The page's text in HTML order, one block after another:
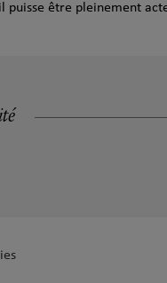
être pleinement